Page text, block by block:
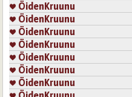
ÖidenKruunu
ÖidenKruunu
ÖidenKruunu
ÖidenKruunu
ÖidenKruunu
ÖidenKruunu
ÖidenKruunu